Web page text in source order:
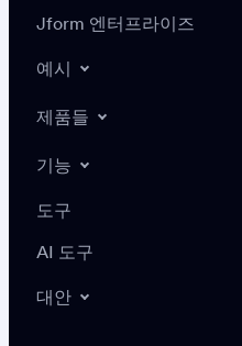
Jform 엔터프라이즈
예시
제품들
기능
도구
AI 도구
대안